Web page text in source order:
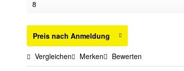
Preis nach Anmeldung
Vergleichen Merken Bewerten